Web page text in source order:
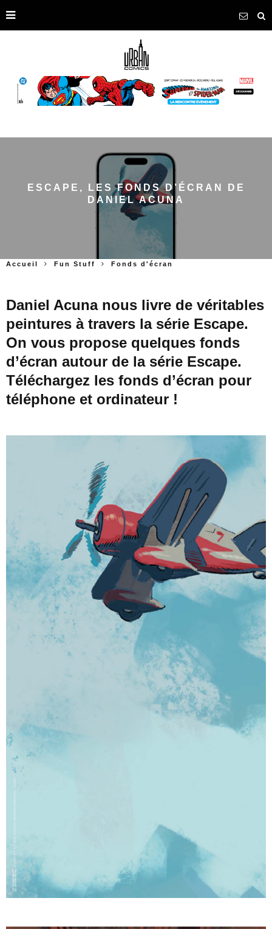
ESCAPE, LES FONDS D’ÉCRAN DE
DANIEL ACUNA
Accueil Fun Stuff Fonds d'écran
Daniel Acuna nous livre de véritables
peintures à travers la série Escape.
On vous propose quelques fonds
d’écran autour de la série Escape.
Téléchargez les fonds d’écran pour
téléphone et ordinateur !